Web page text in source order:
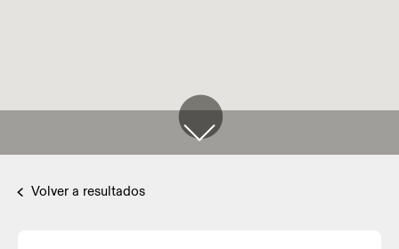
Volver a resultados